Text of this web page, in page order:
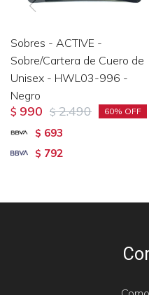
Sobres - ACTIVE -
Sobre/Cartera de Cuero de
Unisex - HWL03-996 -
Negro
$ 990 $ 2.490 60
$ 693
$ 792